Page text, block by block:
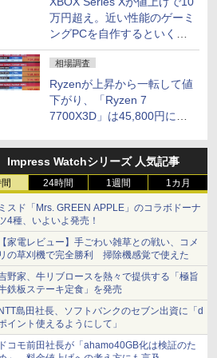
万円超え。近い性能のゲーミ
ングPCを自作するといくら
になる？
相場調査
Ryzenが上昇から一転して値
下がり、「Ryzen 7
7700X3D」は45,800円に急
との価格逆転解消 [8月前半の
CPU価格]
Impress Watchシリーズ 人気記事
24時間 1週間 1カ月
スド「Mrs. GREEN APPLE」のコラボドーナ
4種、いよいよ発売！
家電レビュー】手ごわい雑草との戦い、コメ
の草刈機で完全勝利 掃除機感覚で使えた
野家、牛リブロースを熱々で提供する「極旨
鉄板ステーキ定食」を発売
島田社長、ソフトバンクのセブン出資に「d
イント使えるようにして」
コモ前田社長が「ahamo40GB化は検証のた